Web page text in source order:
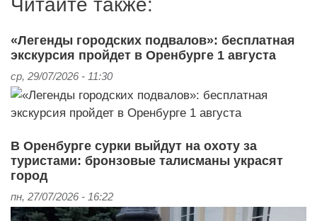
Читайте также:
«Легенды городских подвалов»: бесплатная
экскурсия пройдет в Оренбурге 1 августа
ср, 29/07/2026 - 11:30
В Оренбурге сурки выйдут на охоту за
туристами: бронзовые талисманы украсят
город
пн, 27/07/2026 - 16:22